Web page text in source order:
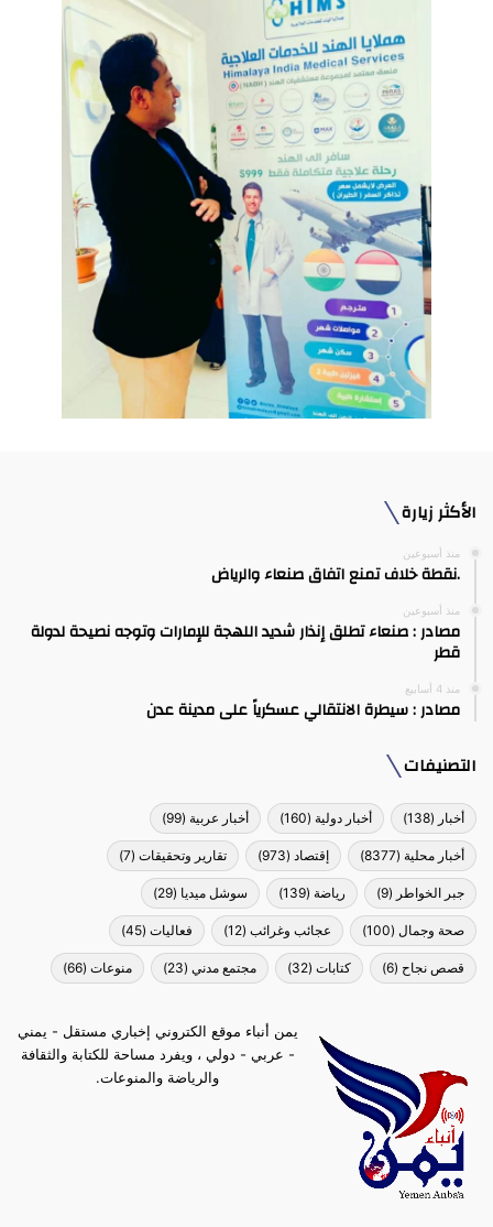
الأكثر زيارة
منذ أسبوعين
.نقطة خلاف تمنع اتفاق صنعاء والرياض
منذ أسبوعين
مصادر : صنعاء تطلق إنذار شديد اللهجة للإمارات وتوجه نصيحة لدولة
قطر
منذ 4 أسابيع
مصادر : سيطرة الانتقالي عسكرياً على مدينة عدن
التصنيفات
أخبار (138) أخبار دولية (160) أخبار عربية (99)
أخبار محلية (8377) إقتصاد (973) تقارير وتحقيقات (7)
جبر الخواطر (9) رياضة (139) سوشل ميديا (29)
صحة وجمال (100) عجائب وغرائب (12) فعاليات (45)
قصص نجاح (6) كتابات (32) مجتمع مدني (23) منوعات (66)
يمن أنباء موقع الكتروني إخباري مستقل - يمني
- عربي - دولي ، ويفرد مساحة للكتابة والثقافة
والرياضة والمنوعات.